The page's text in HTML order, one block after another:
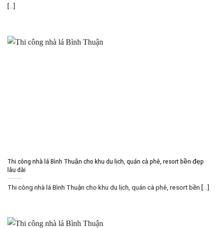
[...]
Thi công nhà lá Bình Thuận cho khu du lịch, quán cà phê, resort bền đẹp
lâu dài
Thi công nhà lá Bình Thuận cho khu du lịch, quán cà phê, resort bền [...]